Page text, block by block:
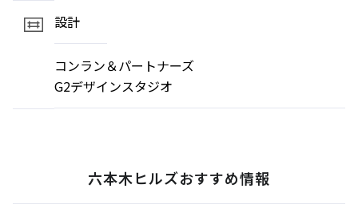
設計
コンラン＆パートナーズ
G2デザインスタジオ
六本木ヒルズおすすめ情報